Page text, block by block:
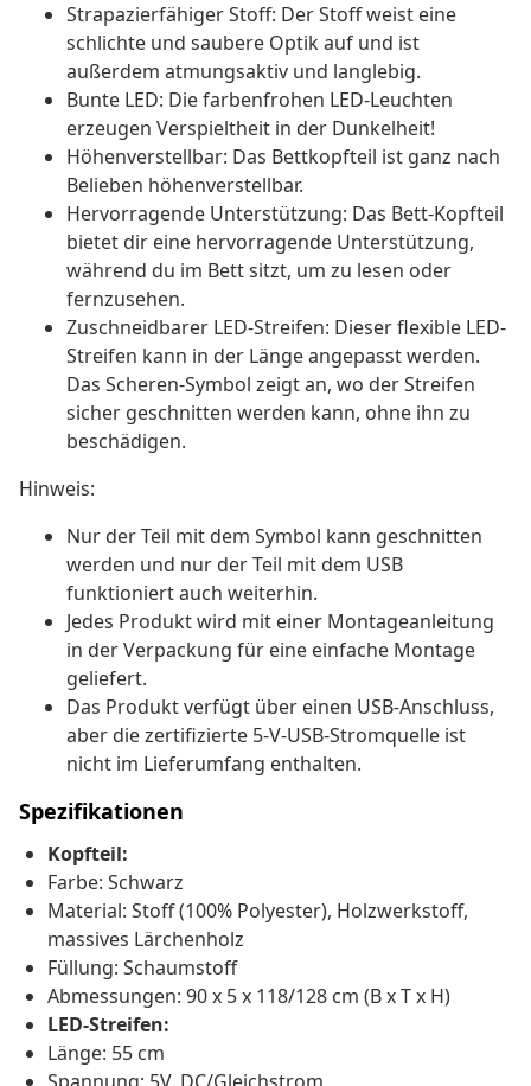
Strapazierfähiger Stoff: Der Stoff weist eine
schlichte und saubere Optik auf und ist
außerdem atmungsaktiv und langlebig.
Bunte LED: Die farbenfrohen LED-Leuchten
erzeugen Verspieltheit in der Dunkelheit!
Höhenverstellbar: Das Bettkopfteil ist ganz nach
Belieben höhenverstellbar.
Hervorragende Unterstützung: Das Bett-Kopfteil
bietet dir eine hervorragende Unterstützung,
während du im Bett sitzt, um zu lesen oder
fernzusehen.
Zuschneidbarer LED-Streifen: Dieser flexible LED-
Streifen kann in der Länge angepasst werden.
Das Scheren-Symbol zeigt an, wo der Streifen
sicher geschnitten werden kann, ohne ihn zu
beschädigen.
Hinweis:
Nur der Teil mit dem Symbol kann geschnitten
werden und nur der Teil mit dem USB
funktioniert auch weiterhin.
Jedes Produkt wird mit einer Montageanleitung
in der Verpackung für eine einfache Montage
geliefert.
Das Produkt verfügt über einen USB-Anschluss,
aber die zertifizierte 5-V-USB-Stromquelle ist
nicht im Lieferumfang enthalten.
Spezifikationen
Kopfteil:
Farbe: Schwarz
Material: Stoff (100% Polyester), Holzwerkstoff,
massives Lärchenholz
Füllung: Schaumstoff
Abmessungen: 90 x 5 x 118/128 cm (B x T x H)
LED-Streifen:
Länge: 55 cm